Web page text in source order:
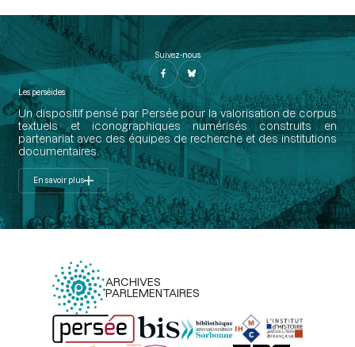
Suivez-nous
Les perséides
Un dispositif pensé par Persée pour la valorisation de corpus
textuels et iconographiques numérisés construits en
partenariat avec des équipes de recherche et des institutions
documentaires.
En savoir plus
ARCHIVES
PARLEMENTAIRES